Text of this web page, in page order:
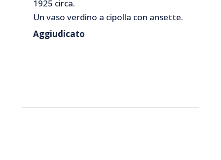
1925 circa.
Un vaso verdino a cipolla con ansette.
Cm 24,5 (h) x 32 (diam.).
Aggiudicato